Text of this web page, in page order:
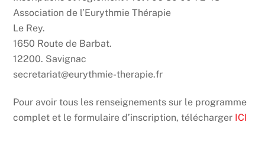
Association de l’Eurythmie Thérapie
Le Rey.
1650 Route de Barbat.
12200. Savignac
secretariat@eurythmie-therapie.fr
Pour avoir tous les renseignements sur le programme
complet et le formulaire d’inscription, télécharger ICI